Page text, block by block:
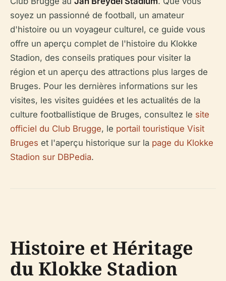
soyez un passionné de football, un amateur
d'histoire ou un voyageur culturel, ce guide vous
offre un aperçu complet de l'histoire du Klokke
Stadion, des conseils pratiques pour visiter la
région et un aperçu des attractions plus larges de
Bruges. Pour les dernières informations sur les
visites, les visites guidées et les actualités de la
culture footballistique de Bruges, consultez le site
officiel du Club Brugge, le portail touristique Visit
Bruges et l'aperçu historique sur la page du Klokke
Stadion sur DBPedia.
Histoire et Héritage
du Klokke Stadion